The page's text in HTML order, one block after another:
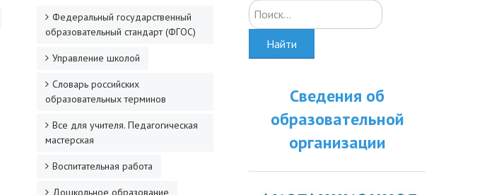
Федеральный государственный
образовательный стандарт (ФГОС)
Управление школой
Словарь российских
образовательных терминов
Все для учителя. Педагогическая
мастерская
Воспитательная работа
Дошкольное образование
Искать...
Найти
Сведения об
образовательной
организации